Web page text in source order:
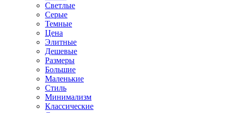
Светлые
Серые
Темные
Цена
Элитные
Дешевые
Размеры
Большие
Маленькие
Стиль
Минимализм
Классические